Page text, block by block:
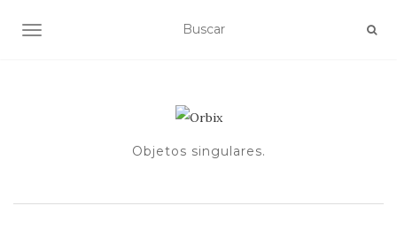
ALTERNAR NAVEGACIÓN
Objetos singulares.